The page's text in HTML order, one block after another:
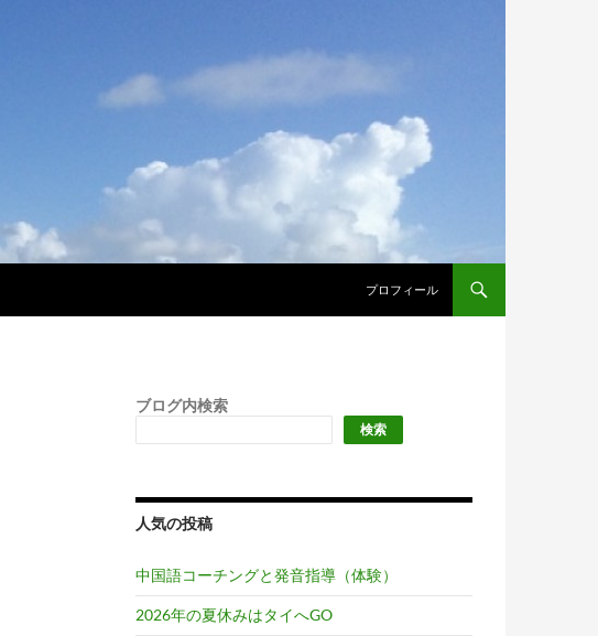
プロフィール
ブログ内検索
検索
人気の投稿
中国語コーチングと発音指導（体験）
2026年の夏休みはタイへGO